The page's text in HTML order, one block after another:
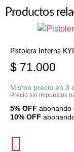
Productos
Pistolera Interna
$ 71.000
Mismo precio en 3
Precio sin impuestos
5% OFF abonando
10% OFF